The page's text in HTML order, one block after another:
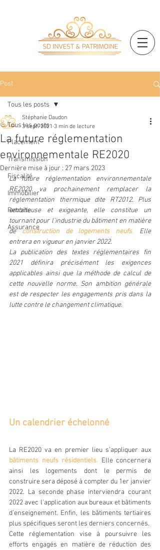
Post
Tous les posts
Placement
Transmission
Fiscalité
Immobilier
Retraite
Assurance
Tous les posts
La future réglementation
environnementale RE2020
Stéphanie Daudon
3 sept. 2021 3 min de lecture
Dernière mise à jour : 27 mars 2023
La future réglementation environnementale
RE2020 va prochainement remplacer la
réglementation thermique dite RT2012. Plus
ambitieuse et exigeante, elle constitue un
tournant pour l’industrie du bâtiment en matière
de construction de logements neufs. Elle
entrera en vigueur en janvier 2022.
La publication des textes réglementaires fin
2021 définira précisément les exigences
applicables ainsi que la méthode de calcul de
cette nouvelle norme. Son ambition générale
est de respecter les engagements pris dans la
lutte contre le changement climatique.
Un calendrier échelonné
bâtiments neufs résidentiels. Elle concernera
ainsi les logements dont le permis de
construire sera déposé à compter du 1er janvier
2022. La seconde phase interviendra courant
2022 avec l’application aux bureaux et bâtiments
d’enseignement. Enfin, les bâtiments tertiaires
plus spécifiques seront les derniers concernés.
Cette réglementation vise à poursuivre les
efforts engagés en matière de réduction des